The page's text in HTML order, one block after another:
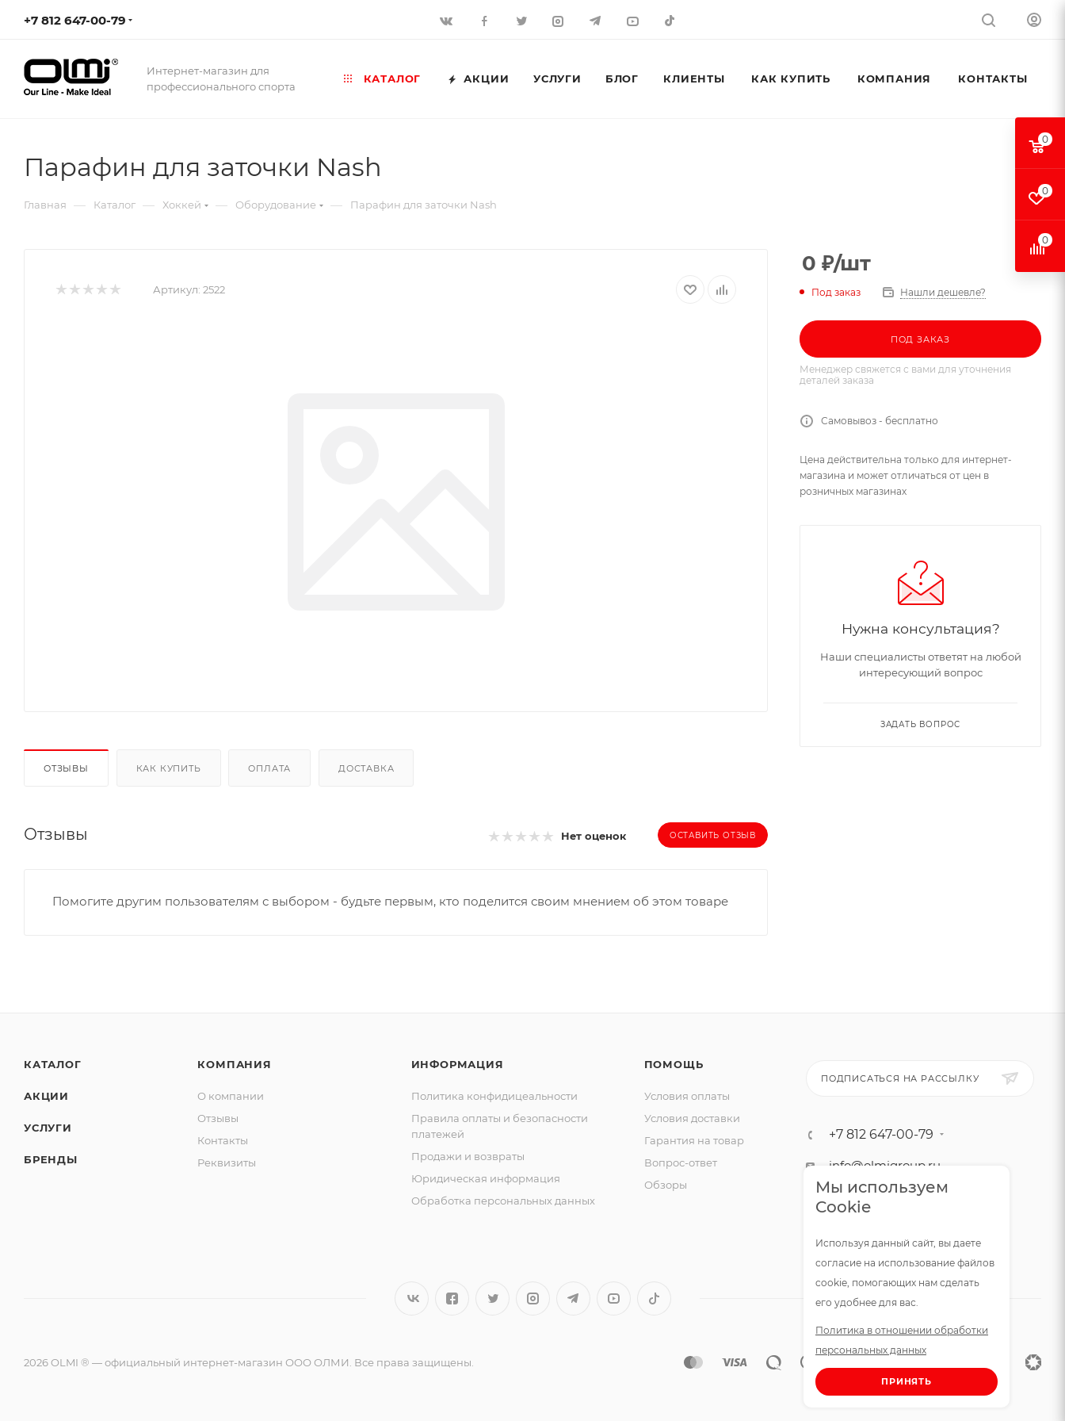
+7 812 647-00-79
Интернет-магазин для
профессионального спорта
КАТАЛОГ АКЦИИ УСЛУГИ БЛОГ КЛИЕНТЫ КАК КУПИТЬ КОМПАНИЯ КОНТАКТЫ
Парафин для заточки Nash
Главная — Каталог — Хоккей — Оборудование — Парафин для заточки Nash
Артикул: 2522
ОТЗЫВЫ КАК КУПИТЬ ОПЛАТА ДОСТАВКА
Отзывы Нет оценок ОСТАВИТЬ ОТЗЫВ
Помогите другим пользователям с выбором - будьте первым, кто поделится своим мнением об этом товаре
0 ₽/шт
Под заказ Нашли дешевле?
ПОД ЗАКАЗ
Менеджер свяжется с вами для уточнения
деталей заказа
Самовывоз - бесплатно
Цена действительна только для интернет-
магазина и может отличаться от цен в
розничных магазинах
Нужна консультация?
Наши специалисты ответят на любой
интересующий вопрос
ЗАДАТЬ ВОПРОС
КАТАЛОГ
АКЦИИ
УСЛУГИ
БРЕНДЫ
КОМПАНИЯ
О компании
Отзывы
Контакты
Реквизиты
ИНФОРМАЦИЯ
Политика конфидицеальности
Правила оплаты и безопасности
платежей
Продажи и возвраты
Юридическая информация
Обработка персональных данных
ПОМОЩЬ
Условия оплаты
Условия доставки
Гарантия на товар
Вопрос-ответ
Обзоры
ПОДПИСАТЬСЯ НА РАССЫЛКУ
+7 812 647-00-79
info@olmigroup.ru
г. Санкт-Петербург, ул.
Мебельная, 12,1 офис 210
2026 OLMI ® — официальный интернет-магазин ООО ОЛМИ. Все права защищены.
Мы используем
Cookie
Используя данный сайт, вы даете
согласие на использование файлов
cookie, помогающих нам сделать
его удобнее для вас.
Политика в отношении обработки
персональных данных
ПРИНЯТЬ
0
0
0